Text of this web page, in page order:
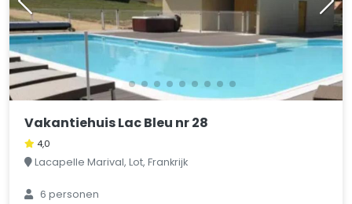
Vakantiehuis Lac Bleu nr 28
4,0
Lacapelle Marival, Lot, Frankrijk
6 personen